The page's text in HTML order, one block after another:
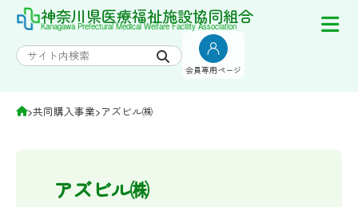
Skip
content
神奈川県医療福祉施設協同組合
Kanagawa Prefectural Medical Welfare Facility Association
会員専用ページ
>共同購入事業>アズビル㈱
アズビル㈱